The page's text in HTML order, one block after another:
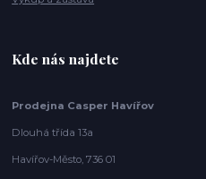
Kde nás najdete
Prodejna Casper Havířov
Dlouhá třída 13a
Havířov-Město, 736 01